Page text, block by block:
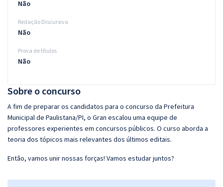
Sobre o concurso
A fim de preparar os candidatos para o concurso da Prefeitura
Municipal de Paulistana/PI, o Gran escalou uma equipe de
professores experientes em concursos públicos. O curso aborda a
teoria dos tópicos mais relevantes dos últimos editais.
Então, vamos unir nossas forças! Vamos estudar juntos?
Não
Redação Discursiva
Não
Prova de títulos
Não